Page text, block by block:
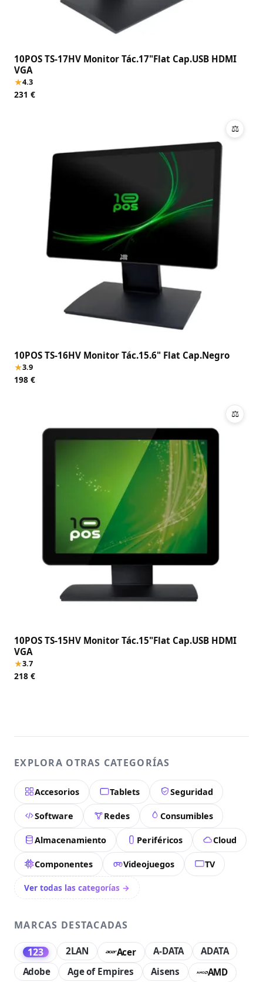
10POS TS-17HV Monitor Tác.17"Flat Cap.USB HDMI
VGA
★4.3
231 €
10POS TS-16HV Monitor Tác.15.6" Flat Cap.Negro
★3.9
198 €
⚖
10POS TS-15HV Monitor Tác.15"Flat Cap.USB HDMI
VGA
★3.7
218 €
⚖
EXPLORA OTRAS CATEGORÍAS
Accesorios Tablets Seguridad
Software Redes Consumibles
Almacenamiento Periféricos Cloud
Componentes Videojuegos TV
Ver todas las categorías →
MARCAS DESTACADAS
123 2LAN Acer A-DATA
ADATA
Adobe
Age of Empires Aisens AMD